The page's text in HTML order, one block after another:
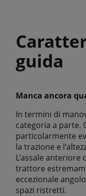
guida
Manca ancora
In termini di
categoria a parte.
particolarmente
la trazione e
L'assale anteriore
trattore
eccezionale
spazi ristretti.